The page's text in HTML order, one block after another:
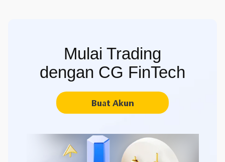
Mulai Trading
dengan CG FinTech
Buat Akun